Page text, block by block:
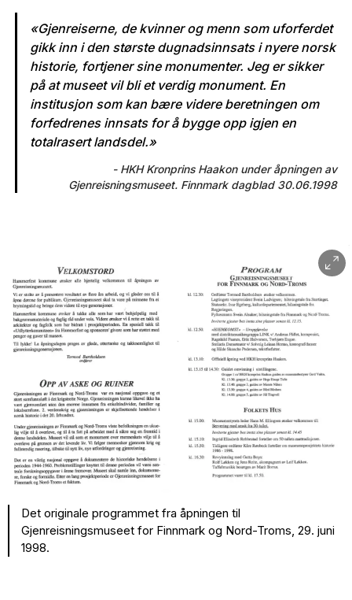
«Gjenreiserne, de kvinner og menn som uforferdet
gikk inn i den største dugnadsinnsats i nyere norsk
historie, fortjener sine monumenter. Jeg er sikker
på at museet vil bli et verdig monument. En
institusjon som kan bære videre beretningen om
forfedrenes innsats for å bygge opp igjen en
totalrasert landsdel.»
HKH Kronprins Haakon under åpningen av
Gjenreisningsmuseet. Finnmark dagblad 30.06.1998
Det originale programmet fra åpningen til
Gjenreisningsmuseet for Finnmark og Nord-Troms, 29. juni
1998.